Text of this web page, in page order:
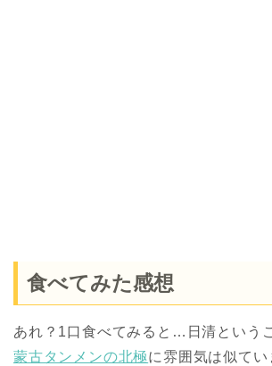
食べてみた感想
あれ？1口食べてみると…日清という
蒙古タンメンの北極に雰囲気は似てい